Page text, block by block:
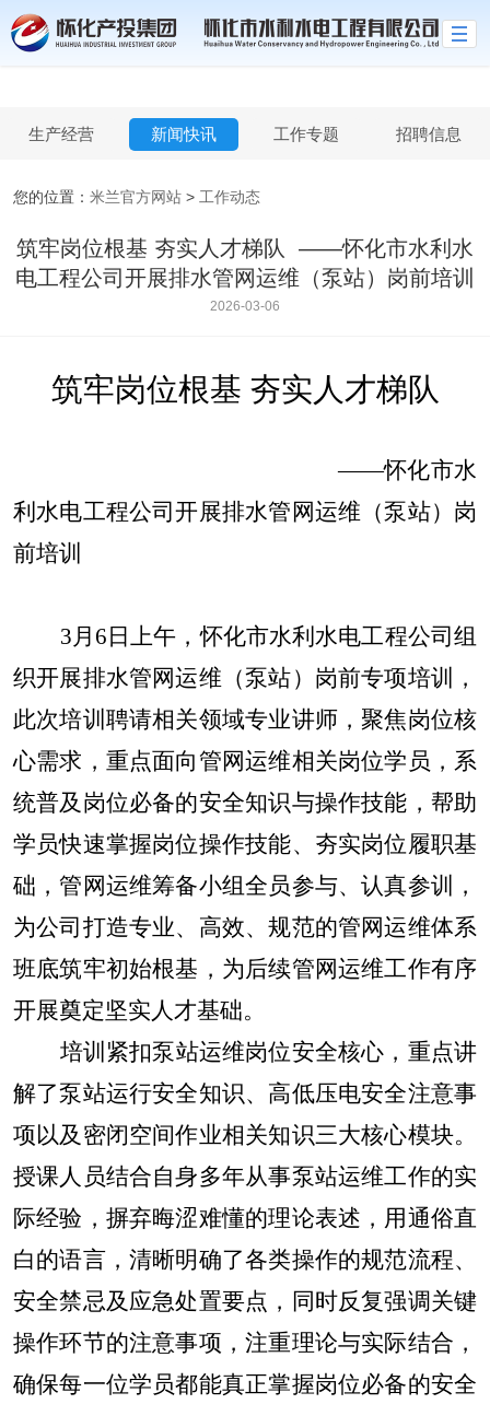
米兰官方网站
生产经营 新闻快讯 工作专题 招聘信息
您的位置： 米兰官方网站 > 工作动态
筑牢岗位根基 夯实人才梯队 ​ ——怀化市水利水
电工程公司开展排水管网运维（泵站）岗前培训
2026-03-06
筑牢岗位根基 夯实人才梯队
——怀化市水
利水电工程公司开展排水管网运维（泵站）岗
前培训
3月6日上午，怀化市水利水电工程公司组
织开展排水管网运维（泵站）岗前专项培训，
此次培训聘请相关领域专业讲师，聚焦岗位核
心需求，重点面向管网运维相关岗位学员，系
统普及岗位必备的安全知识与操作技能，帮助
学员快速掌握岗位操作技能、夯实岗位履职基
础，管网运维筹备小组全员参与、认真参训，
为公司打造专业、高效、规范的管网运维体系
班底筑牢初始根基，为后续管网运维工作有序
开展奠定坚实人才基础。
培训紧扣泵站运维岗位安全核心，重点讲
解了泵站运行安全知识、高低压电安全注意事
项以及密闭空间作业相关知识三大核心模块。
授课人员结合自身多年从事泵站运维工作的实
际经验，摒弃晦涩难懂的理论表述，用通俗直
白的语言，清晰明确了各类操作的规范流程、
安全禁忌及应急处置要点，同时反复强调关键
操作环节的注意事项，注重理论与实际结合，
确保每一位学员都能真正掌握岗位必备的安全